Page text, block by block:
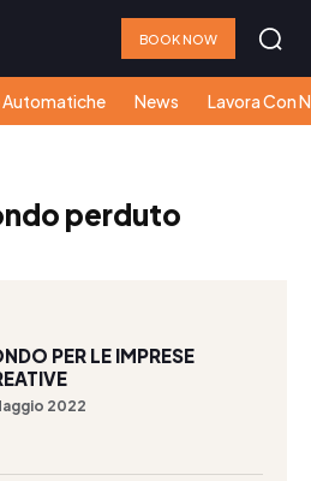
BOOK NOW
Automatiche News Lavora Con
perduto
PER LE IMPRESE
2022